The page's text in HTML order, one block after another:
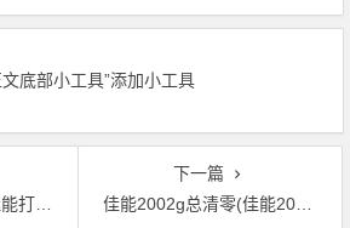
设备
解决
文底部小工具”添加小工具
清零？)
下一篇
佳能2002g总清零(佳能2002g如何进行总清零操作？)